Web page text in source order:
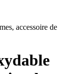
accessoire de